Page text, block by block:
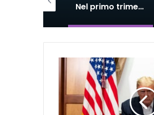
Nel primo trimestre assunzioni nelle Marche solo per il lavoro intermittente